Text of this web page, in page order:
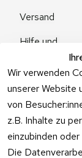
Wir verwenden
unserer Website
von
z.B. Inhalte zu
einzubinden
Die
Versand
Hilfe und
Fragen
Vertrag